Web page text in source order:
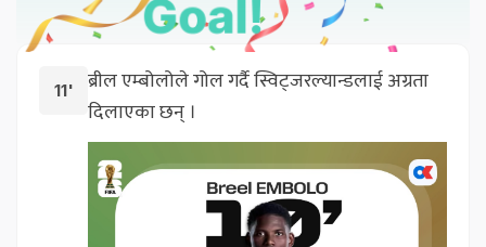
11'
ब्रील एम्बोलोले गोल गर्दै स्विट्जरल्यान्डलाई अग्रता
दिलाएका छन् ।